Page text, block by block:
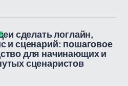
сделать логлайн,
и сценарий: пошаговое
для начинающих и
сценаристов